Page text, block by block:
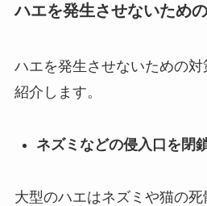
ハエを発生させないため
ハエを発生させないための
紹介します。
ネズミなどの侵入口を閉
大型のハエはネズミや猫の